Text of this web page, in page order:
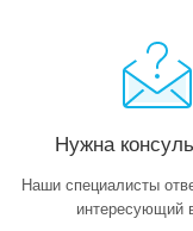
Нужна
Наши специалисты
интересующий